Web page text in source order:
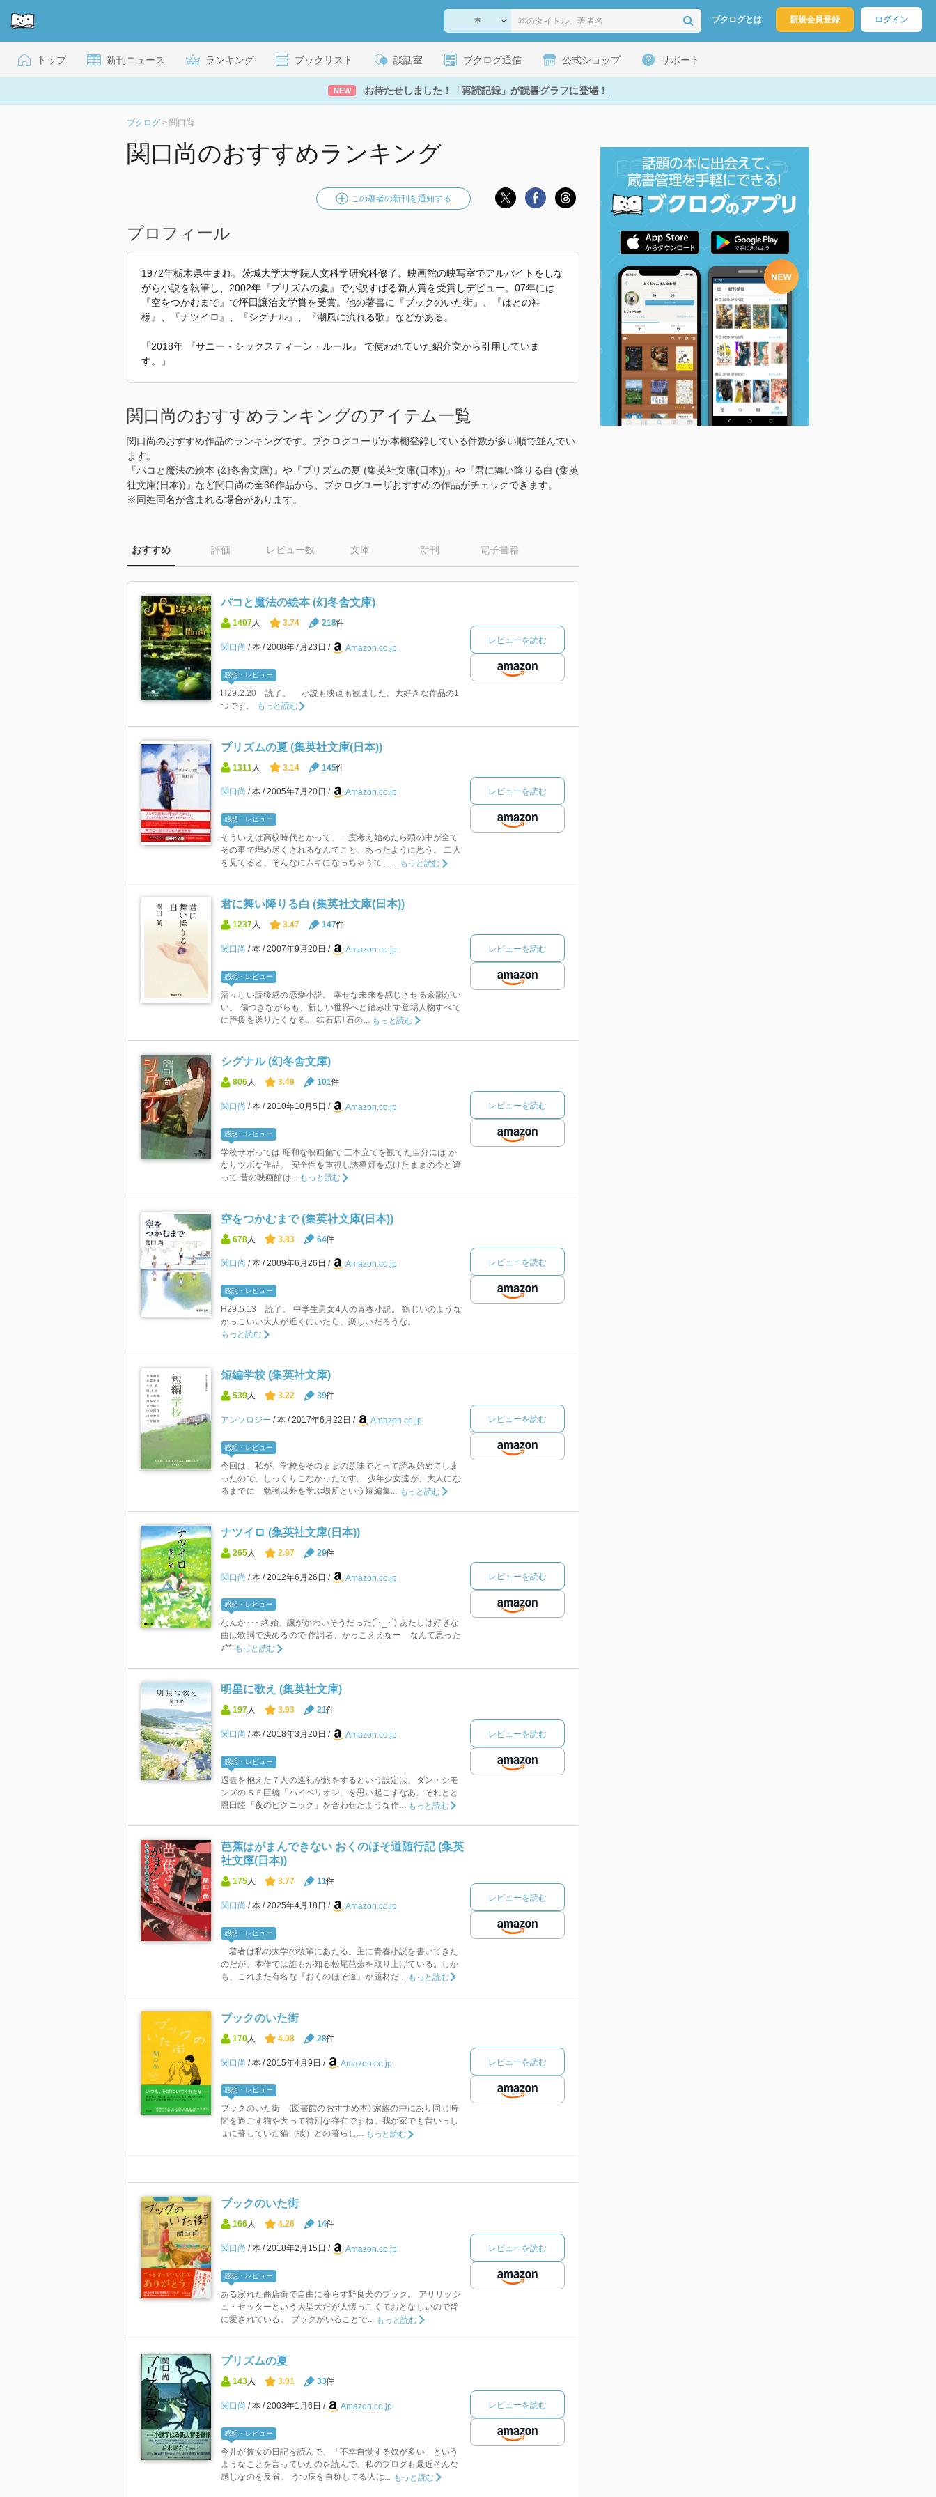
ブクログとは 新規会員登録 ログイン
トップ 新刊ニュース ランキング ブックリスト 談話室 ブクログ通信 公式ショップ サポート
NEW お待たせしました！「再読記録」が読書グラフに登場！
ブクログ > 関口尚
関口尚のおすすめランキング
この著者の新刊を通知する
プロフィール
1972年栃木県生まれ。茨城大学大学院人文科学研究科修了。映画館の映写室でアルバイトをしな
がら小説を執筆し、2002年『プリズムの夏』で小説すばる新人賞を受賞しデビュー。07年には
『空をつかむまで』で坪田譲治文学賞を受賞。他の著書に『ブックのいた街』、『はとの神
様』、『ナツイロ』、『シグナル』、『潮風に流れる歌』などがある。
「2018年 『サニー・シックスティーン・ルール』 で使われていた紹介文から引用していま
す。」
関口尚のおすすめランキングのアイテム一覧
関口尚のおすすめ作品のランキングです。ブクログユーザが本棚登録している件数が多い順で並んでい
ます。
『パコと魔法の絵本 (幻冬舎文庫)』や『プリズムの夏 (集英社文庫(日本))』や『君に舞い降りる白 (集英
社文庫(日本))』など関口尚の全36作品から、ブクログユーザおすすめの作品がチェックできます。
※同姓同名が含まれる場合があります。
おすすめ 評価 レビュー数 文庫 新刊 電子書籍
パコと魔法の絵本 (幻冬舎文庫)
1407人 3.74 218件
関口尚 本 2008年7月23日 Amazon.co.jp
感想・レビュー
H29.2.20 読了。 小説も映画も観ました。大好きな作品の1
つです。
もっと読む
レビューを読む
プリズムの夏 (集英社文庫(日本))
1311 人 3.14 145件
関口尚 本 2005年7月20日 Amazon.co.jp
感想・レビュー
そういえば高校時代とかって、一度考え始めたら頭の中が全て
その事で埋め尽くされるなんてこと、あったように思う。 二人
を見てると、そんなにムキになっちゃぅて…... もっと読む
レビューを読む
君に舞い降りる白 (集英社文庫(日本))
1237人 3.47 147件
関口尚 本 2007年9月20日 Amazon.co.jp
感想・レビュー
清々しい読後感の恋愛小説。 幸せな未来を感じさせる余韻がい
い。 傷つきながらも、新しい世界へと踏み出す登場人物すべて
に声援を送りたくなる。 鉱石店｢石の... もっと読む
レビューを読む
シグナル (幻冬舎文庫)
806 人 3.49 101件
関口尚 本 2010年10月5日 Amazon.co.jp
感想・レビュー
学校サボっては 昭和な映画館で 三本立てを観てた自分には か
なりツボな作品。 安全性を重視し誘導灯を点けたままの今と違
って 昔の映画館は...
もっと読む
レビューを読む
空をつかむまで (集英社文庫(日本))
678 人 3.83 64件
関口尚 本 2009年6月26日 Amazon.co.jp
感想・レビュー
H29.5.13 読了。 中学生男女4人の青春小説。 鶴じいのような
かっこいい大人が近くにいたら、楽しいだろうな。
もっと読む
レビューを読む
短編学校 (集英社文庫)
539人 3.22 39件
アンソロジー 本 2017年6月22日 Amazon.co.jp
感想・レビュー
今回は、私が、学校をそのままの意味でとって読み始めてしま
ったので、しっくりこなかったです。 少年少女達が、大人にな
るまでに 勉強以外を学ぶ場所という短編集...
もっと読む
レビューを読む
ナツイロ (集英社文庫(日本))
265 人 2.97 29件
関口尚 本 2012年6月26日 Amazon.co.jp
感想・レビュー
なんか･･･ 終始、譲がかわいそうだった(´･_･`) あたしは好きな
曲は歌詞で決めるので 作詞者、かっこええなー なんて思った
♪** もっと読む
レビューを読む
明星に歌え (集英社文庫)
197人 3.93 21件
関口尚 本 2018年3月20日 Amazon.co.jp
感想・レビュー
過去を抱えた７人の巡礼が旅をするという設定は、ダン・シモ
ンズのＳＦ巨編「ハイペリオン」を思い起こすなあ。それとと
恩田陸「夜のピクニック」を合わせたような作... もっと読む
レビューを読む
芭蕉はがまんできない おくのほそ道随行記 (集英
社文庫(日本))
175人 3.77 11件
関口尚 本 2025年4月18日 Amazon.co.jp
感想・レビュー
著者は私の大学の後輩にあたる。主に青春小説を書いてきた
のだが、本作では誰もが知る松尾芭蕉を取り上げている。しか
も、これまた有名な『おくのほそ道』が題材だ...
もっと読む
レビューを読む
ブックのいた街
170 人 4.08 28件
関口尚 本 2015年4月9日 Amazon.co.jp
感想・レビュー
ブックのいた街 (図書館のおすすめ本) 家族の中にあり同じ時
間を過ごす猫や犬って特別な存在ですね。我が家でも昔いっし
ょに暮していた猫（彼）との暮らし... もっと読む
レビューを読む
ブックのいた街
166人 4.26 14件
関口尚 本 2018年2月15日 Amazon.co.jp
感想・レビュー
ある寂れた商店街で自由に暮らす野良犬のブック。 アリリッシ
ュ・セッターという大型犬だが人懐っこくておとなしいので皆
に愛されている。 ブックがいることで... もっと読む
レビューを読む
プリズムの夏
143人 3.01 33件
関口尚 本 2003年1月6日 Amazon.co.jp
感想・レビュー
今井が彼女の日記を読んで、「不幸自慢する奴が多い」という
ようなことを言っていたのを読んで、私のブログも最近そんな
感じなのを反省。 うつ病を自称してる人は...
もっと読む
レビューを読む